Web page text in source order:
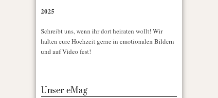
2025
Schreibt uns, wenn ihr dort heiraten wollt! Wir
halten eure Hochzeit gerne in emotionalen Bildern
und auf Video fest!
Unser eMag